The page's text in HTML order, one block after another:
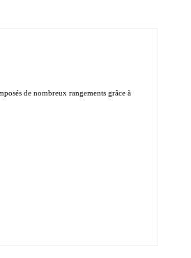
de nombreux rangements grâce à